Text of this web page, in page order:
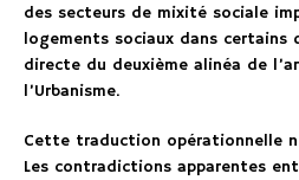
des secteurs de mixité sociale
logements sociaux dans certains
directe du deuxième alinéa de
l’Urbanisme.
Cette traduction opérationnelle
Les contradictions apparentes